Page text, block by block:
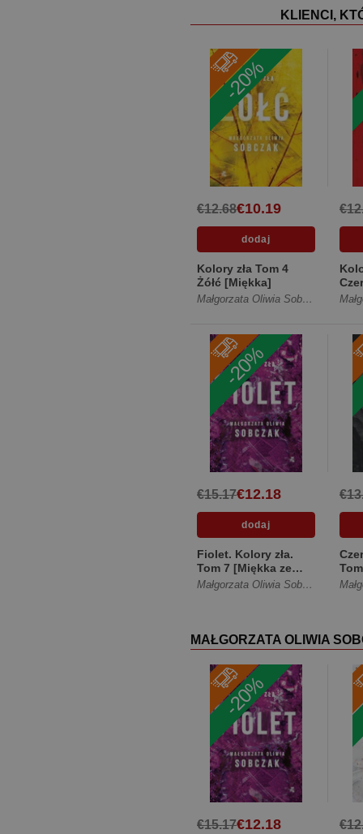
KLIENCI,
-20%
€10.19
€12.68
Kolory zła Tom 4
Żółć [Miękka]
Małgorzata Oliwia Sobczak
-20%
€12.18
€15.17
Fiolet. Kolory zła.
Tom 7 [Miękka ze
skrzydełkami]
Małgorzata Oliwia Sobczak
MAŁGORZATA OLIWIA
-20%
€12.18
€15.17